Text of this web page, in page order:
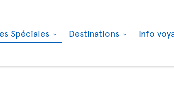
Spéciales Destinations Info